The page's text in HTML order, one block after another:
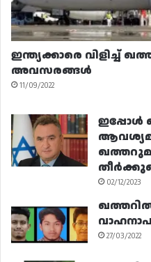
ഇന്ത്യക്കാരെ വിളിച്ച്
അവസരങ്ങൾ
11/09/2022
02/12/2023
27/03/2022